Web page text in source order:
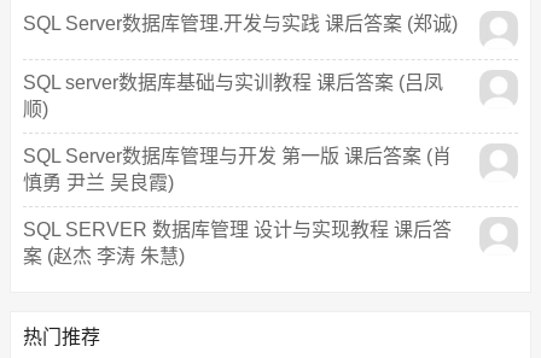
SQL Server数据库管理.开发与实践 课后答案 (郑诚)
SQL server数据库基础与实训教程 课后答案 (吕凤
顺)
SQL Server数据库管理与开发 第一版 课后答案 (肖
慎勇 尹兰 吴良霞)
SQL SERVER 数据库管理 设计与实现教程 课后答
案 (赵杰 李涛 朱慧)
热门推荐